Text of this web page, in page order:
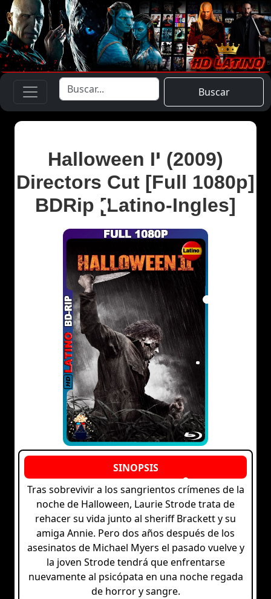
Buscar
Halloween II (2009)
Directors Cut [Full 1080p]
BDRip [Latino-Ingles]
Tras sobrevivir a los sangrientos crímenes de la
noche de Halloween, Laurie Strode trata de
rehacer su vida junto al sheriff Brackett y su
amiga Annie. Pero dos años después de los
asesinatos de Michael Myers el pasado vuelve y
la joven Strode tendrá que enfrentarse
nuevamente al psicópata en una noche regada
de horror y sangre.